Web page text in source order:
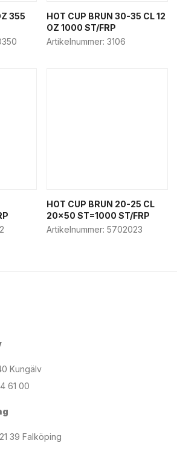
355
HOT CUP BRUN 30-35 CL 12
OZ 1000 ST/FRP
Artikelnummer: 3106
HOT CUP BRUN 20-25 CL
20×50 ST=1000 ST/FRP
Artikelnummer: 5702023
Kungälv
61 00
39 Falköping